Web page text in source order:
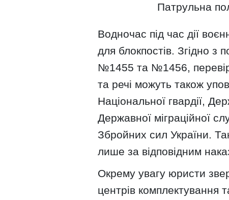
Патрульна
Водночас під час дії
для блокпостів. Згідно з
№1455 та №1456,
та речі можуть також
Національної гвардії,
Державної міграційної
Збройних сил України.
лише за відповідним
Окрему увагу юристи
центрів комплектування